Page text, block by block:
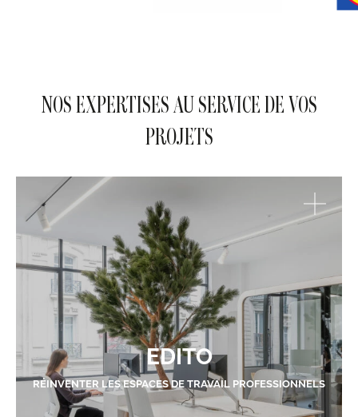
NOS EXPERTISES AU SERVICE DE VOS
PROJETS
EDITO
RÉINVENTER LES ESPACES DE TRAVAIL PROFESSIONNELS